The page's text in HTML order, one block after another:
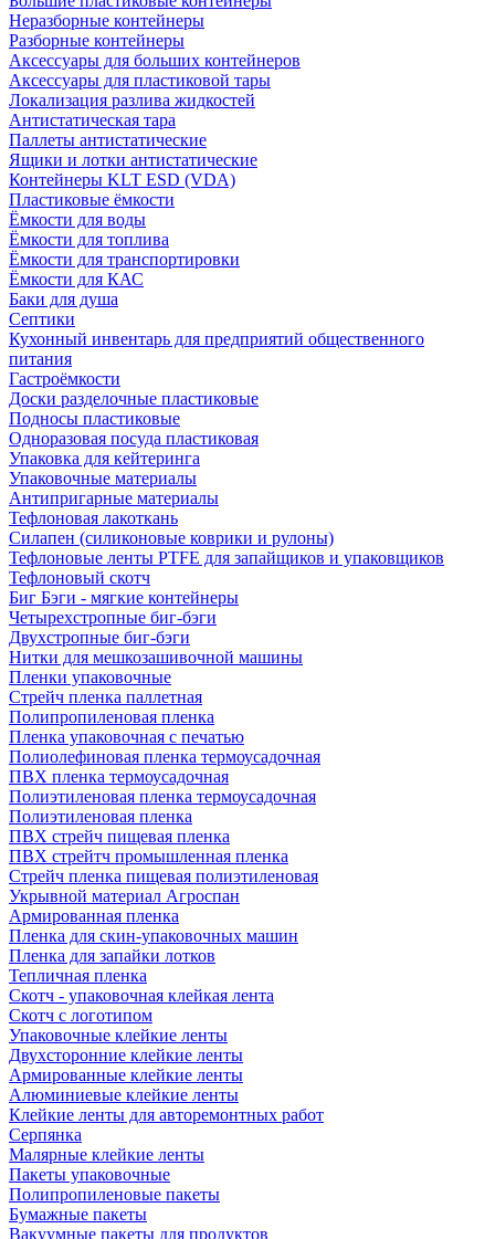
Неразборные контейнеры
Разборные контейнеры
Аксессуары для больших контейнеров
Аксессуары для пластиковой тары
Локализация разлива жидкостей
Антистатическая тара
Паллеты антистатические
Ящики и лотки антистатические
Контейнеры KLT ESD (VDA)
Пластиковые ёмкости
Ёмкости для воды
Ёмкости для топлива
Ёмкости для транспортировки
Ёмкости для КАС
Баки для душа
Септики
Кухонный инвентарь для предприятий общественного
питания
Гастроёмкости
Доски разделочные пластиковые
Подносы пластиковые
Одноразовая посуда пластиковая
Упаковка для кейтеринга
Упаковочные материалы
Антипригарные материалы
Тефлоновая лакоткань
Силапен (силиконовые коврики и рулоны)
Тефлоновые ленты PTFE для запайщиков и упаковщиков
Тефлоновый скотч
Биг Бэги - мягкие контейнеры
Четырехстропные биг-бэги
Двухстропные биг-бэги
Нитки для мешкозашивочной машины
Пленки упаковочные
Стрейч пленка паллетная
Полипропиленовая пленка
Пленка упаковочная с печатью
Полиолефиновая пленка термоусадочная
ПВХ пленка термоусадочная
Полиэтиленовая пленка термоусадочная
Полиэтиленовая пленка
ПВХ стрейч пищевая пленка
ПВХ стрейтч промышленная пленка
Стрейч пленка пищевая полиэтиленовая
Укрывной материал Агроспан
Армированная пленка
Пленка для скин-упаковочных машин
Пленка для запайки лотков
Тепличная пленка
Скотч - упаковочная клейкая лента
Скотч с логотипом
Упаковочные клейкие ленты
Двухсторонние клейкие ленты
Армированные клейкие ленты
Алюминиевые клейкие ленты
Клейкие ленты для авторемонтных работ
Серпянка
Малярные клейкие ленты
Пакеты упаковочные
Полипропиленовые пакеты
Бумажные пакеты
Вакуумные пакеты для продуктов